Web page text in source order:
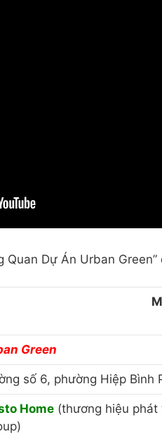
Quan Dự Án Urban Green”
Green
số 6, phường Hiệp Bình
Home (thương hiệu